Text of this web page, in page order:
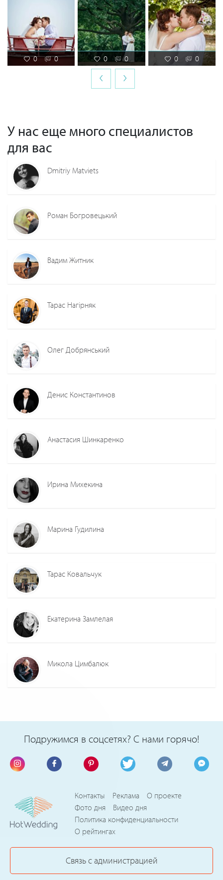
0 0 0 0 0 0
‹ ›
У нас еще много специалистов
для вас
Dmitriy Matviets
Роман Богровецький
Вадим Житник
Тарас Нагірняк
Олег Добрянський
Денис Константинов
Анастасия Шинкаренко
Ирина Михекина
Марина Гудилина
Тарас Ковальчук
Екатерина Замлелая
Микола Цимбалюк
Подружимся в соцсетях? С нами горячо!
Контакты Реклама
О проекте
Фото дня
Видео дня
Политика конфиденциальности
О рейтингах
Связь с администрацией